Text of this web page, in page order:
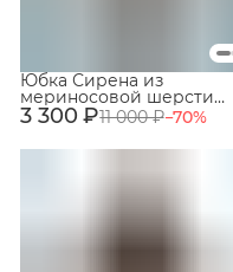
3 300 ₽11 000 ₽−70%
Юбка Сирена из
мериносовой шерсти
100% Мокко